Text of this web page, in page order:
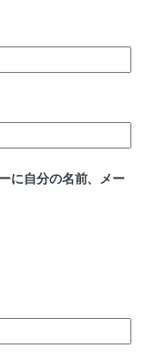
に自分の名前、メー